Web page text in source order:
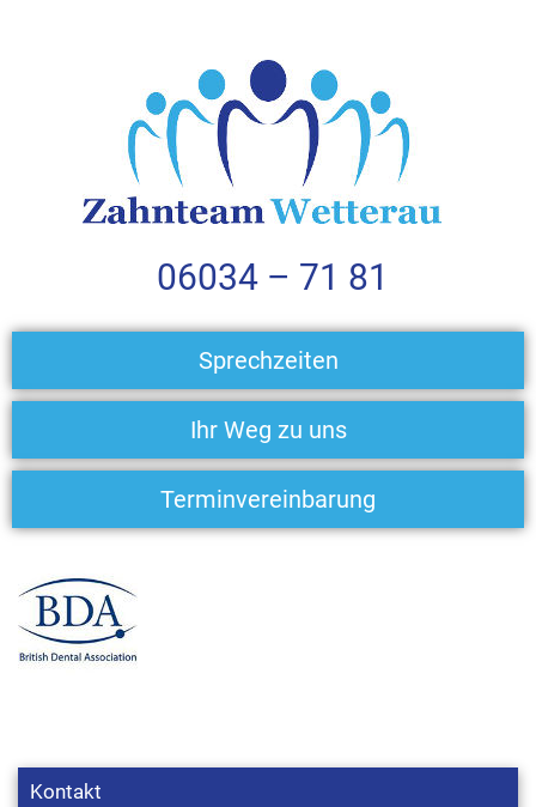
06034 – 71 81
Sprechzeiten
Ihr Weg zu uns
Terminvereinbarung
Kontakt